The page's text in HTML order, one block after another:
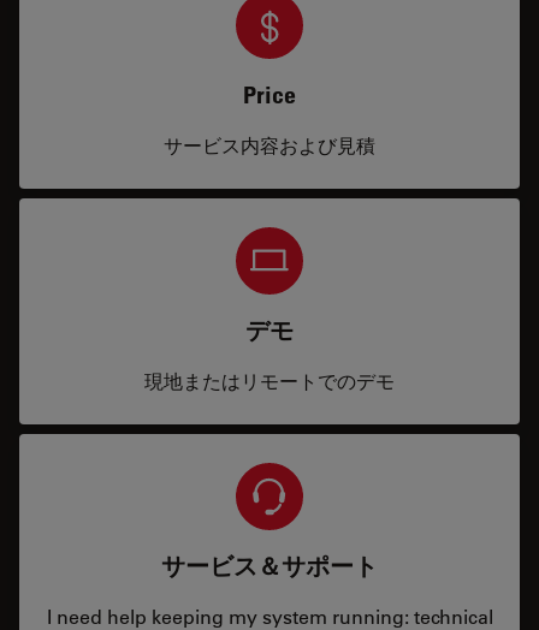
Price
サービス内容および見積
デモ
現地またはリモートでのデモ
サービス＆サポート
I need help keeping my system running: technical